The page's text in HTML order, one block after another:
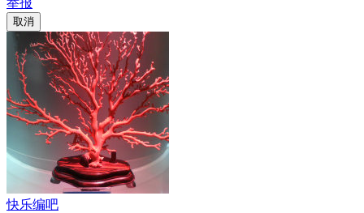
举报
取消
快乐编吧